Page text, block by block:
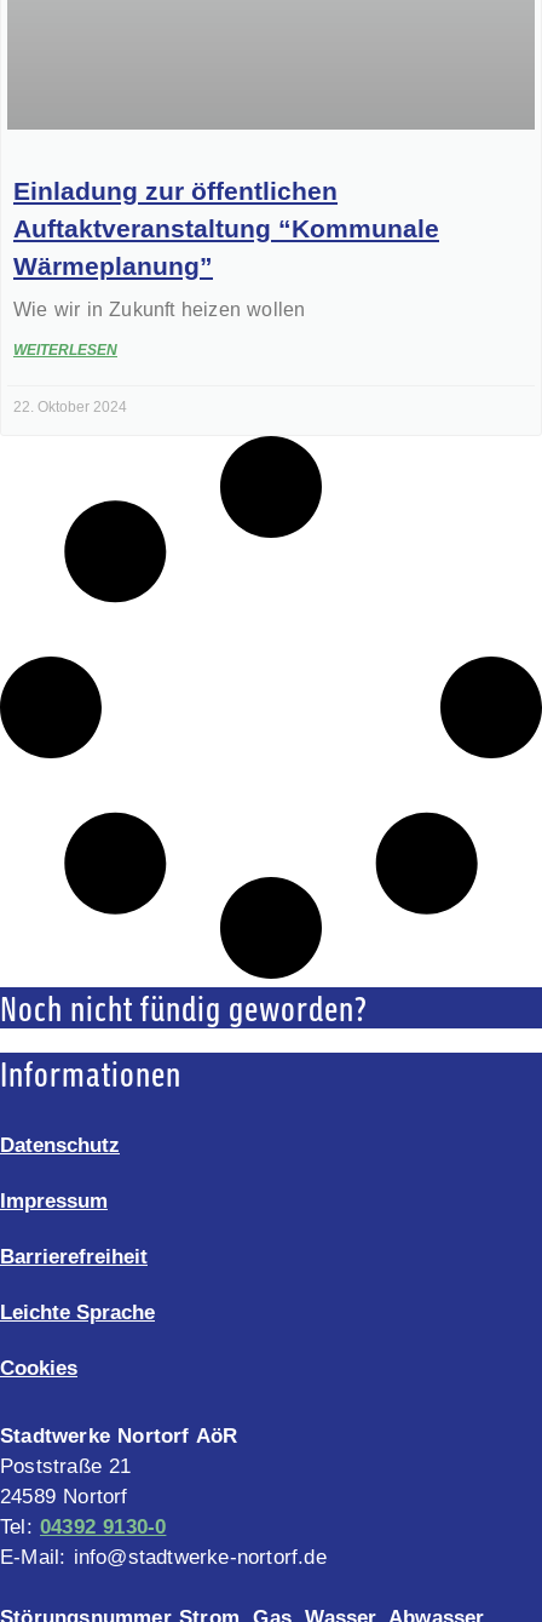
Einladung zur öffentlichen
Auftaktveranstaltung “Kommunale
Wärmeplanung”
Wie wir in Zukunft heizen wollen
WEITERLESEN
22. Oktober 2024
Noch nicht fündig geworden?
Informationen
Datenschutz
Impressum
Barrierefreiheit
Leichte Sprache
Cookies
Stadtwerke Nortorf AöR
Poststraße 21
24589 Nortorf
Tel: 04392 9130-0
E-Mail: info@stadtwerke-nortorf.de